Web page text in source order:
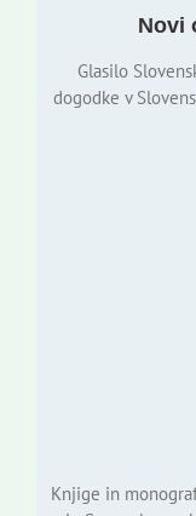
Novi
Glasilo
dogodke v
Knjige in